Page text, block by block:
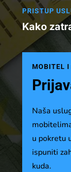
PRISTUP
Kako
MOBITEL I
Naša
u pokretu
ispuniti
kuda.